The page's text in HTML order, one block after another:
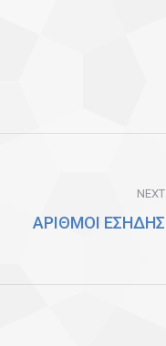
NEXT
ΑΡΙΘΜΟΙ ΕΣΗΔΗΣ